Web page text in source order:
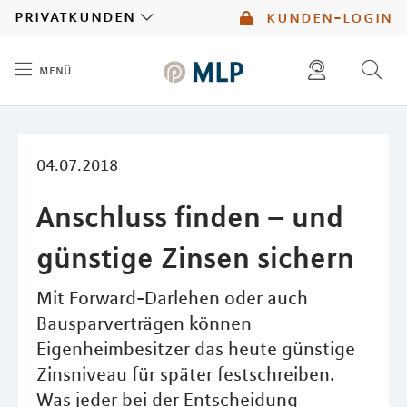
kunden-login
privatkunden
menü
04.07.2018
Anschluss finden – und
günstige Zinsen sichern
Mit Forward-Darlehen oder auch
Bausparverträgen können
Eigenheimbesitzer das heute günstige
Zinsniveau für später festschreiben.
Was jeder bei der Entscheidung